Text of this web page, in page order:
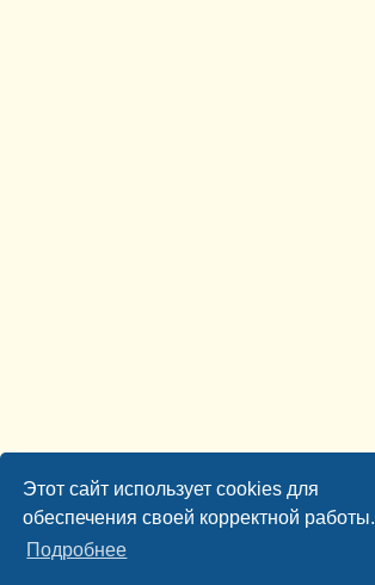
Этот сайт использует cookies для
обеспечения своей корректной работы.
Подробнее